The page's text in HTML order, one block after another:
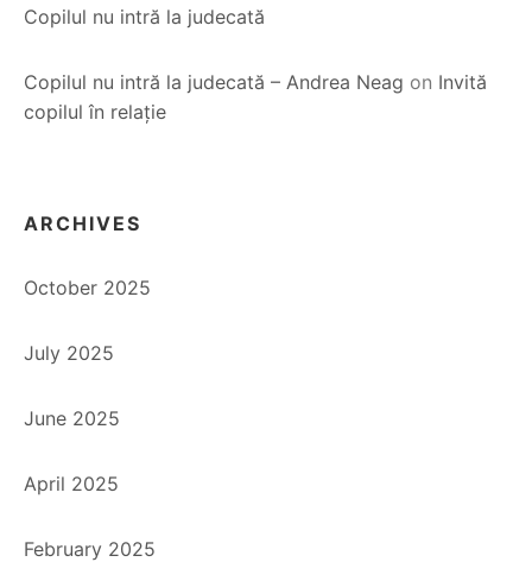
Copilul nu intră la judecată
Copilul nu intră la judecată – Andrea Neag on Invită
copilul în relație
ARCHIVES
October 2025
July 2025
June 2025
April 2025
February 2025